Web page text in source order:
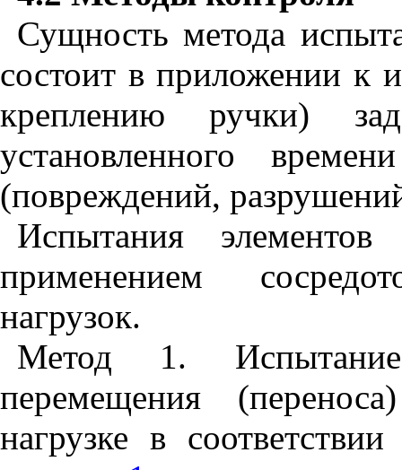
Сущность метода
состоит в приложении к
креплению ручки)
установленного
(повреждений,
Испытания
применением
нагрузок.
Метод 1.
перемещения
нагрузке в